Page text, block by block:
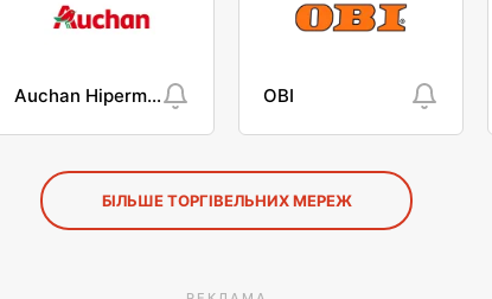
Auchan Hipermarket OBI
БІЛЬШЕ ТОРГІВЕЛЬНИХ МЕРЕЖ